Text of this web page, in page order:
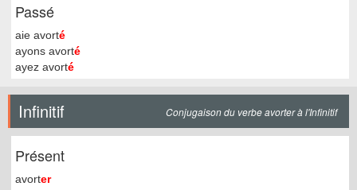
Passé
aie avorté
ayons avorté
ayez avorté
Infinitif Conjugaison du verbe avorter à l'Infinitif
Présent
avorter